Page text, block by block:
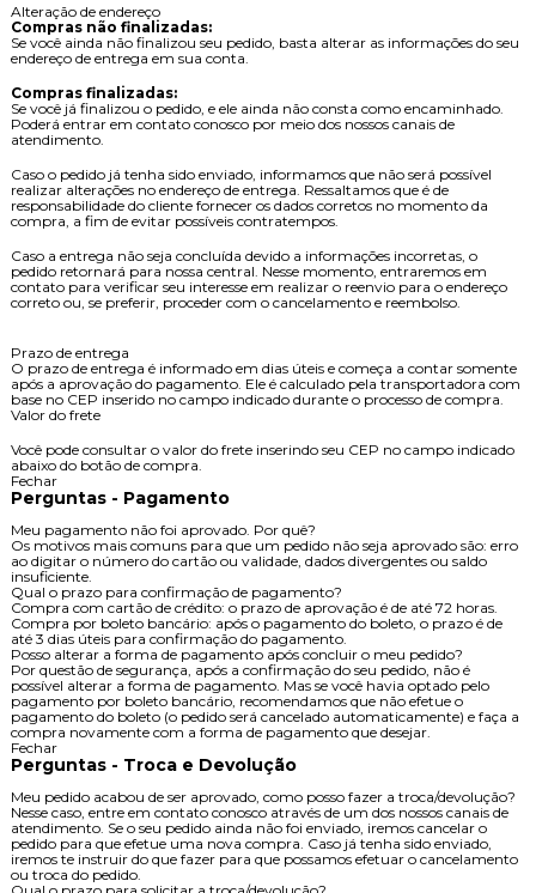
Alteração de endereço
Compras não finalizadas:
Se você ainda não finalizou seu pedido, basta alterar as informações do seu
endereço de entrega em sua conta.
Compras finalizadas:
Se você já finalizou o pedido, e ele ainda não consta como encaminhado.
Poderá entrar em contato conosco por meio dos nossos canais de
atendimento.
Caso o pedido já tenha sido enviado, informamos que não será possível
realizar alterações no endereço de entrega. Ressaltamos que é de
responsabilidade do cliente fornecer os dados corretos no momento da
compra, a fim de evitar possíveis contratempos.
Caso a entrega não seja concluída devido a informações incorretas, o
pedido retornará para nossa central. Nesse momento, entraremos em
contato para verificar seu interesse em realizar o reenvio para o endereço
correto ou, se preferir, proceder com o cancelamento e reembolso.
Prazo de entrega
O prazo de entrega é informado em dias úteis e começa a contar somente
após a aprovação do pagamento. Ele é calculado pela transportadora com
base no CEP inserido no campo indicado durante o processo de compra.
Valor do frete
Você pode consultar o valor do frete inserindo seu CEP no campo indicado
abaixo do botão de compra.
Fechar
Perguntas - Pagamento
Meu pagamento não foi aprovado. Por quê?
Os motivos mais comuns para que um pedido não seja aprovado são: erro
ao digitar o número do cartão ou validade, dados divergentes ou saldo
insuficiente.
Qual o prazo para confirmação de pagamento?
Compra com cartão de crédito: o prazo de aprovação é de até 72 horas.
Compra por boleto bancário: após o pagamento do boleto, o prazo é de
até 3 dias úteis para confirmação do pagamento.
Posso alterar a forma de pagamento após concluir o meu pedido?
Por questão de segurança, após a confirmação do seu pedido, não é
possível alterar a forma de pagamento. Mas se você havia optado pelo
pagamento por boleto bancário, recomendamos que não efetue o
pagamento do boleto (o pedido será cancelado automaticamente) e faça a
compra novamente com a forma de pagamento que desejar.
Fechar
Perguntas - Troca e Devolução
Meu pedido acabou de ser aprovado, como posso fazer a troca/devolução?
Nesse caso, entre em contato conosco através de um dos nossos canais de
atendimento. Se o seu pedido ainda não foi enviado, iremos cancelar o
pedido para que efetue uma nova compra. Caso já tenha sido enviado,
iremos te instruir do que fazer para que possamos efetuar o cancelamento
ou troca do pedido.